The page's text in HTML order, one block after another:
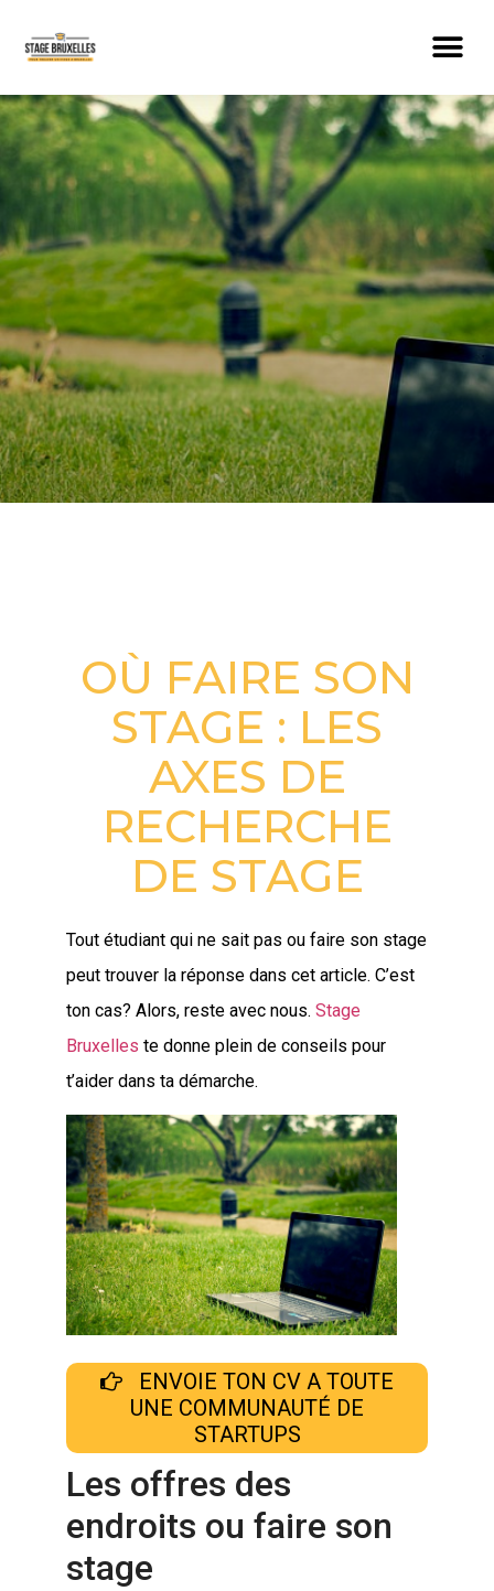
OÙ FAIRE SON
STAGE : LES
AXES DE
RECHERCHE
DE STAGE
Tout étudiant qui ne sait pas ou faire son stage
peut trouver la réponse dans cet article. C’est
ton cas? Alors, reste avec nous. Stage
Bruxelles te donne plein de conseils pour
t’aider dans ta démarche.
ENVOIE TON CV A TOUTE
UNE COMMUNAUTÉ DE
STARTUPS
Les offres des
endroits ou faire son
stage